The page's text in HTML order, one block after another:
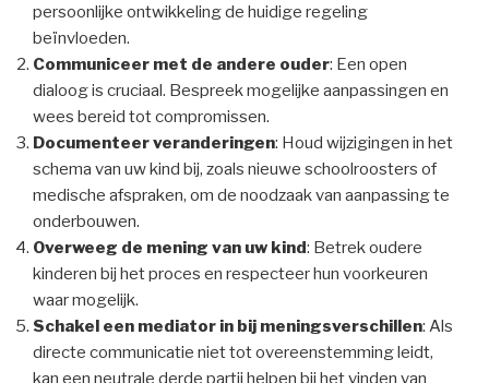
persoonlijke ontwikkeling de huidige regeling
beïnvloeden.
Communiceer met de andere ouder: Een open
dialoog is cruciaal. Bespreek mogelijke aanpassingen en
wees bereid tot compromissen.
Documenteer veranderingen: Houd wijzigingen in het
schema van uw kind bij, zoals nieuwe schoolroosters of
medische afspraken, om de noodzaak van aanpassing te
onderbouwen.
Overweeg de mening van uw kind: Betrek oudere
kinderen bij het proces en respecteer hun voorkeuren
waar mogelijk.
Schakel een mediator in bij meningsverschillen: Als
directe communicatie niet tot overeenstemming leidt,
kan een neutrale derde partij helpen bij het vinden van